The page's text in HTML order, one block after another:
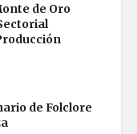
de Oro
de Folclore